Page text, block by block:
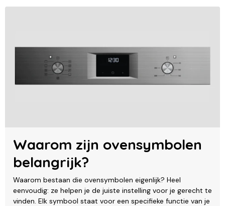
Waarom zijn ovensymbolen
belangrijk?
Waarom bestaan die ovensymbolen eigenlijk? Heel
eenvoudig: ze helpen je de juiste instelling voor je gerecht te
vinden. Elk symbool staat voor een specifieke functie van je